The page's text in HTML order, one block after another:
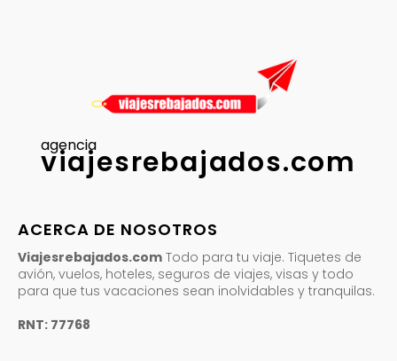
agencia
viajesrebajados.com
ACERCA DE NOSOTROS
Viajesrebajados.com Todo para tu viaje. Tiquetes de
avión, vuelos, hoteles, seguros de viajes, visas y todo
para que tus vacaciones sean inolvidables y tranquilas.
RNT: 77768